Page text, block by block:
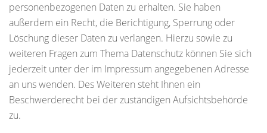
personenbezogenen Daten zu erhalten. Sie haben
außerdem ein Recht, die Berichtigung, Sperrung oder
Löschung dieser Daten zu verlangen. Hierzu sowie zu
weiteren Fragen zum Thema Datenschutz können Sie sich
jederzeit unter der im Impressum angegebenen Adresse
an uns wenden. Des Weiteren steht Ihnen ein
Beschwerderecht bei der zuständigen Aufsichtsbehörde
zu.